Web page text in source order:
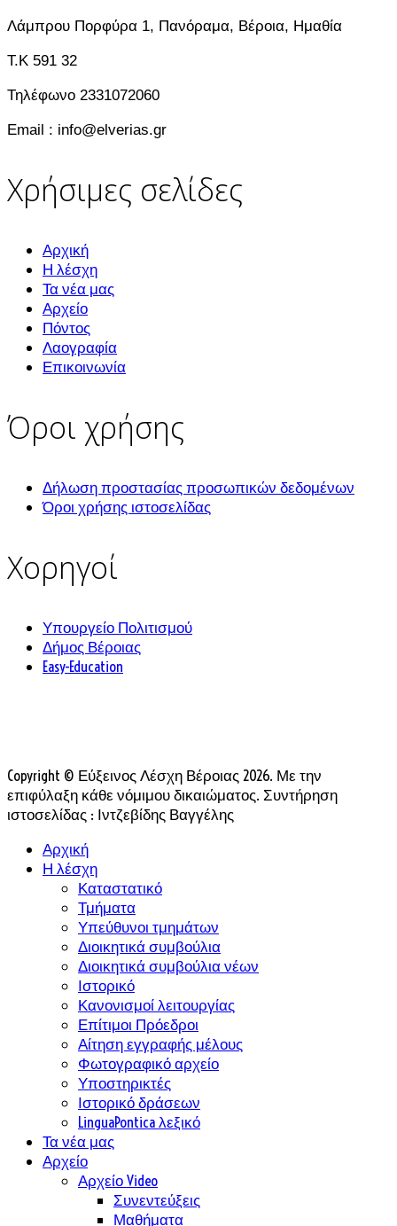
Λάμπρου Πορφύρα 1, Πανόραμα, Βέροια, Ημαθία
T.K 591 32
Τηλέφωνο 2331072060
Email : info@elverias.gr
Χρήσιμες σελίδες
Αρχική
Η λέσχη
Τα νέα μας
Αρχείο
Πόντος
Λαογραφία
Επικοινωνία
Όροι χρήσης
Δήλωση προστασίας προσωπικών δεδομένων
Όροι χρήσης ιστοσελίδας
Χορηγοί
Υπουργείο Πολιτισμού
Δήμος Βέροιας
Easy-Education
Copyright © Εύξεινος Λέσχη Βέροιας 2026. Με την
επιφύλαξη κάθε νόμιμου δικαιώματος. Συντήρηση
ιστοσελίδας : Ιντζεβίδης Βαγγέλης
Αρχική
Η λέσχη
Καταστατικό
Τμήματα
Υπεύθυνοι τμημάτων
Διοικητικά συμβούλια
Διοικητικά συμβούλια νέων
Ιστορικό
Κανονισμοί λειτουργίας
Επίτιμοι Πρόεδροι
Αίτηση εγγραφής μέλους
Φωτογραφικό αρχείο
Υποστηρικτές
Ιστορικό δράσεων
LinguaPontica λεξικό
Τα νέα μας
Αρχείο
Αρχείο Video
Συνεντεύξεις
Μαθήματα